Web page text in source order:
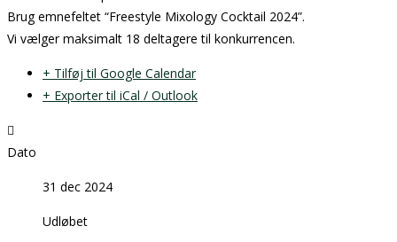
Brug emnefeltet “Freestyle Mixology Cocktail 2024”.
Vi vælger maksimalt 18 deltagere til konkurrencen.
+ Tilføj til Google Calendar
+ Exporter til iCal / Outlook
Dato
31 dec 2024
Udløbet